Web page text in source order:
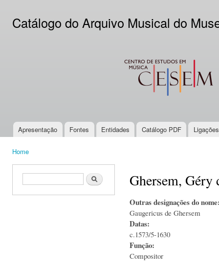
Catálogo do Arquivo Musical do
CESEM
Main menu
Apresentação Fontes Entidades Catálogo PDF
Home
Search form Search Ghersem, Géry
Outras designações do
Gaugericus de Ghersem
Datas:
c.1573/5-1630
Função:
Compositor